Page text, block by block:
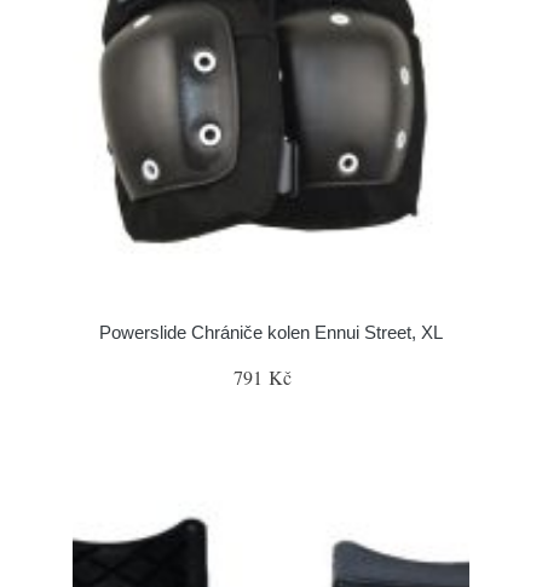
Powerslide Chrániče kolen Ennui Street, XL
791 Kč